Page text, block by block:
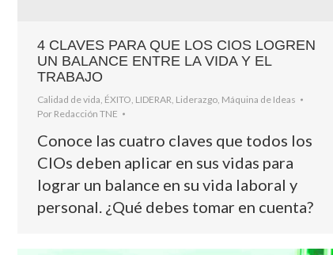
4 CLAVES PARA QUE LOS CIOS LOGREN
UN BALANCE ENTRE LA VIDA Y EL
TRABAJO
Calidad de vida ÉXITO LIDERAR Liderazgo Máquina de Ideas
Por Redacción TNE
Conoce las cuatro claves que todos los
CIOs deben aplicar en sus vidas para
lograr un balance en su vida laboral y
personal. ¿Qué debes tomar en cuenta?